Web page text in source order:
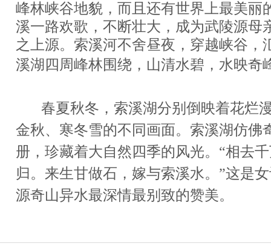
峰林峡谷地貌，而且还有世界上最美丽
溪一路欢歌，不断壮大，成为武陵源
之上源。索溪河不舍昼夜，穿越峡谷，
溪湖四周峰林围绕，山清水碧，水映奇
春夏秋冬，索溪湖分别倒 映着花烂
金秋、寒冬雪的不 同画面。索溪湖仿佛
册，珍藏着大自然四季的风光。 “相去
归。来生甘做石， 嫁与索溪水。”这是
源奇山异水最深情最别致的赞美。